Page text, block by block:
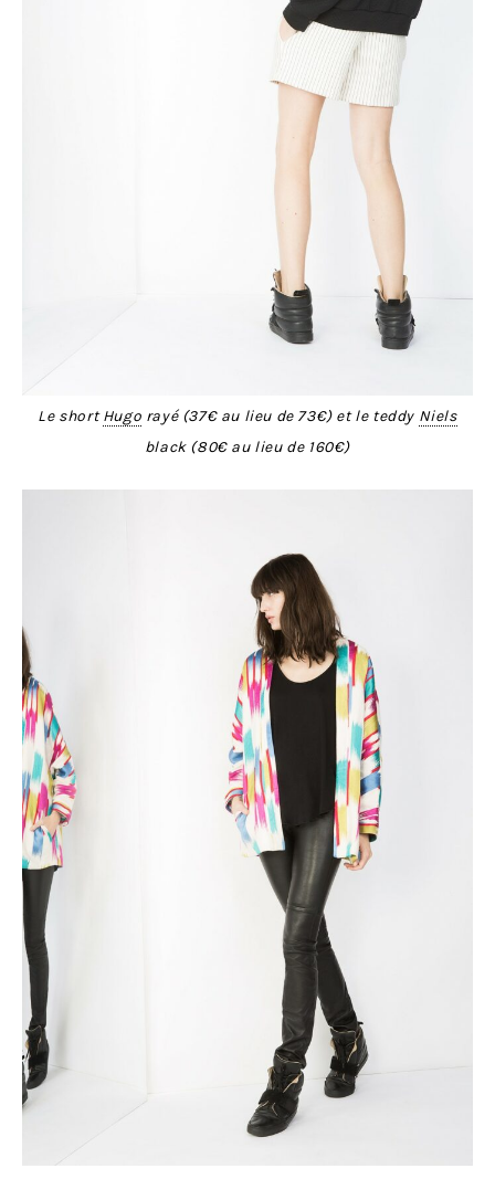
Le shortHugo rayé (37€ au lieu de 73€) et le teddy Niels
black (80€ au lieu de 160€)